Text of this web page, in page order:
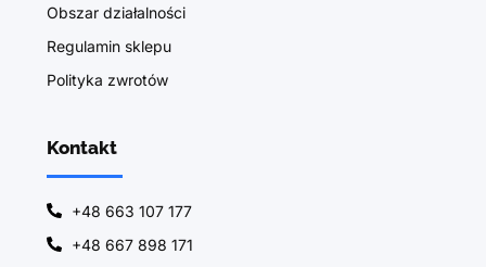
Obszar działalności
Regulamin sklepu
Polityka zwrotów
Kontakt
+48 663 107 177
+48 667 898 171